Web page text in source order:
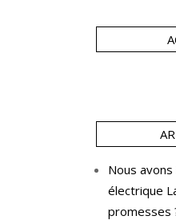
Nous
électrique
promesses